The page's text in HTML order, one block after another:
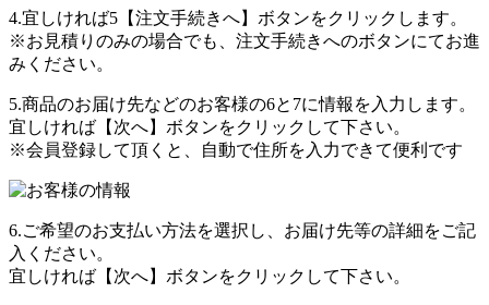
4.宜しければ5 【注文手続きへ】ボタンをクリックします。
※お見積りのみの場合でも、注文手続きへのボタンにてお進
みください。
5.商品のお届け先などのお客様の6と 7に情報を入力します。
宜しければ【次へ】ボタンをクリックして下さい。
※会員登録して頂くと、自動で住所を入力できて便利です
6.ご希望のお支払い方法を選択し、お届け先等の詳細をご記
入ください。
宜しければ【次へ】ボタンをクリックして下さい。